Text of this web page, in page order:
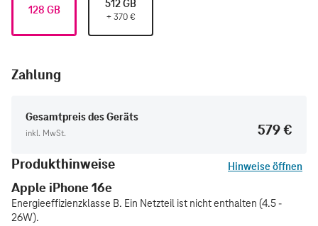
128 GB 512 GB
+ 370 €
Zahlung
Gesamtpreis des Geräts
inkl. MwSt.
579 €
Produkthinweise
Hinweise öffnen
Apple iPhone 16e
Energieeffizienzklasse B. Ein Netzteil ist nicht enthalten (4.5 -
26W).